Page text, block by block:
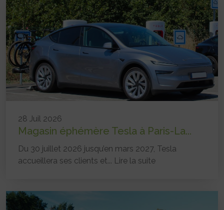
28 Juil 2026
Magasin éphémère Tesla à Paris-La...
Du 30 juillet 2026 jusqu’en mars 2027, Tesla
accueillera ses clients et... Lire la suite